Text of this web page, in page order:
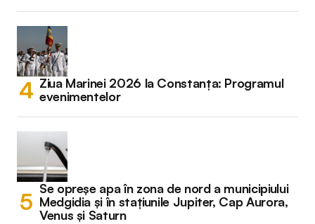
Ziua Marinei 2026 la Constanța: Programul
evenimentelor
Se opreșe apa în zona de nord a municipiului
Medgidia și în stațiunile Jupiter, Cap Aurora,
Venus și Saturn